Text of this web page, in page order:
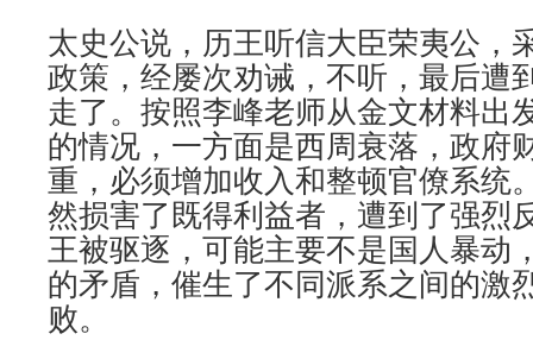
太史公说，历王听信大臣荣夷公，
政策，经屡次劝诫，不听，最后遭
走了。按照李峰老师从金文材料出
的情况，一方面是西周衰落，政府
重，必须增加收入和整顿官僚系统
然损害了既得利益者，遭到了强烈
王被驱逐，可能主要不是国人暴动
的矛盾，催生了不同派系之间的激
败。